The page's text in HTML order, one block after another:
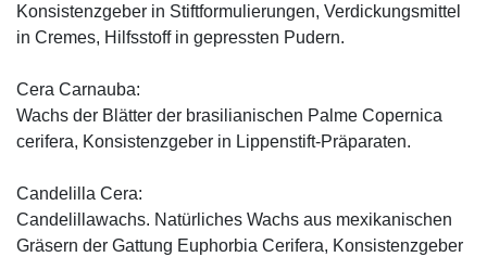
Konsistenzgeber in Stiftformulierungen, Verdickungsmittel
in Cremes, Hilfsstoff in gepressten Pudern.
Cera Carnauba:
Wachs der Blätter der brasilianischen Palme Copernica
cerifera, Konsistenzgeber in Lippenstift-Präparaten.
Candelilla Cera:
Candelillawachs. Natürliches Wachs aus mexikanischen
Gräsern der Gattung Euphorbia Cerifera, Konsistenzgeber